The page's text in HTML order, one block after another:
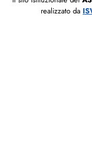
realizzato da